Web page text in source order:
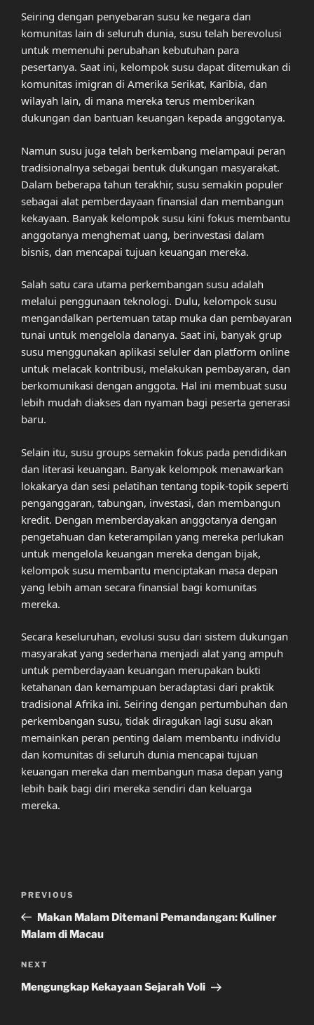
Seiring dengan penyebaran susu ke negara dan
komunitas lain di seluruh dunia, susu telah berevolusi
untuk memenuhi perubahan kebutuhan para
pesertanya. Saat ini, kelompok susu dapat ditemukan di
komunitas imigran di Amerika Serikat, Karibia, dan
wilayah lain, di mana mereka terus memberikan
dukungan dan bantuan keuangan kepada anggotanya.
Namun susu juga telah berkembang melampaui peran
tradisionalnya sebagai bentuk dukungan masyarakat.
Dalam beberapa tahun terakhir, susu semakin populer
sebagai alat pemberdayaan finansial dan membangun
kekayaan. Banyak kelompok susu kini fokus membantu
anggotanya menghemat uang, berinvestasi dalam
bisnis, dan mencapai tujuan keuangan mereka.
Salah satu cara utama perkembangan susu adalah
melalui penggunaan teknologi. Dulu, kelompok susu
mengandalkan pertemuan tatap muka dan pembayaran
tunai untuk mengelola dananya. Saat ini, banyak grup
susu menggunakan aplikasi seluler dan platform online
untuk melacak kontribusi, melakukan pembayaran, dan
berkomunikasi dengan anggota. Hal ini membuat susu
lebih mudah diakses dan nyaman bagi peserta generasi
baru.
Selain itu, susu groups semakin fokus pada pendidikan
dan literasi keuangan. Banyak kelompok menawarkan
lokakarya dan sesi pelatihan tentang topik-topik seperti
penganggaran, tabungan, investasi, dan membangun
kredit. Dengan memberdayakan anggotanya dengan
pengetahuan dan keterampilan yang mereka perlukan
untuk mengelola keuangan mereka dengan bijak,
kelompok susu membantu menciptakan masa depan
yang lebih aman secara finansial bagi komunitas
mereka.
Secara keseluruhan, evolusi susu dari sistem dukungan
masyarakat yang sederhana menjadi alat yang ampuh
untuk pemberdayaan keuangan merupakan bukti
ketahanan dan kemampuan beradaptasi dari praktik
tradisional Afrika ini. Seiring dengan pertumbuhan dan
perkembangan susu, tidak diragukan lagi susu akan
memainkan peran penting dalam membantu individu
dan komunitas di seluruh dunia mencapai tujuan
keuangan mereka dan membangun masa depan yang
lebih baik bagi diri mereka sendiri dan keluarga
mereka.
Previous
Post
PREVIOUS
Makan Malam Ditemani Pemandangan: Kuliner
Malam di Macau
Next
Post
NEXT
Mengungkap Kekayaan Sejarah Voli